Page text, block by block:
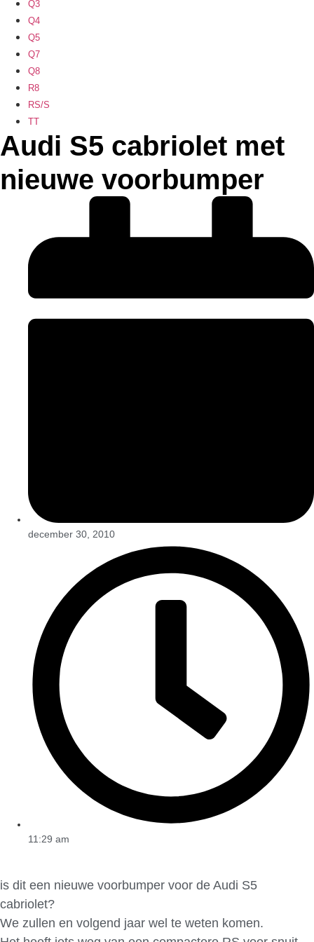
Q3
Q4
Q5
Q7
Q8
R8
RS/S
TT
Audi S5 cabriolet met
nieuwe voorbumper
december 30, 2010
11:29 am
is dit een nieuwe voorbumper voor de Audi S5
cabriolet?
We zullen en volgend jaar wel te weten komen.